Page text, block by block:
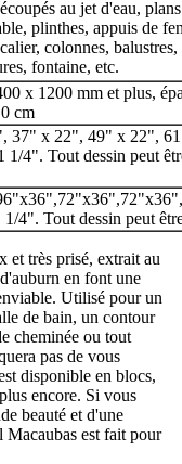
au jet d'eau,
plinthes, appuis de
colonnes,
fontaine, etc.
x 1200 mm et plus,
cm
37" x 22", 49" x 22",
1/4". Tout dessin peut
4". Tout dessin peut
et très prisé, extrait au
en font une
Utilisé pour un
de bain, un contour
cheminée ou tout
pas de vous
disponible en blocs,
encore. Si vous
beauté et d'une
est fait pour